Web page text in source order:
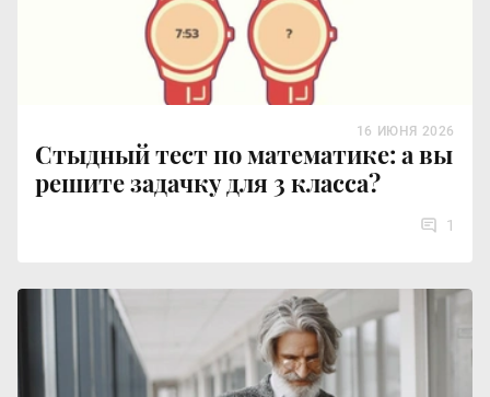
Стыдный тест по математике: а вы
решите задачку для 3 класса?
16 ИЮНЯ 2026
1